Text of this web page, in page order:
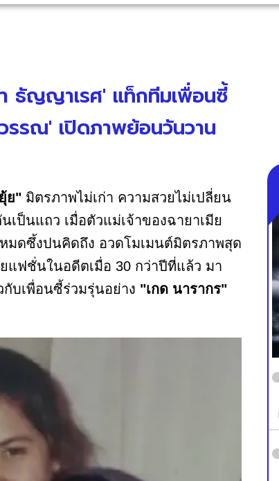
ธัญญาเรศ' แท็กทีมเพื่อนซี้
รรณ' เปิดภาพย้อนวันวาน
ย" มิตรภาพไม่เก่า ความสวยไม่เปลี่ยน
ป็นแถว เมื่อตัวแม่เจ้าของฉายาเมีย
มดซึ้งปนคิดถึง อวดโมเมนต์มิตรภาพสุด
แฟชั่นในอดีตเมื่อ 30 กว่าปีที่แล้ว มา
บเพื่อนซี้ร่วมรุ่นอย่าง "เกด นารากร"